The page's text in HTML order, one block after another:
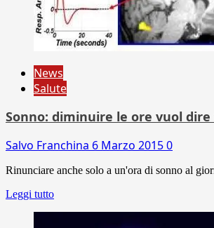
News
Salute
Sonno: diminuire le ore vuol
Salvo Franchina 6 Marzo 20150
Rinunciare anche solo a un'ora di sonno al
Leggi tutto